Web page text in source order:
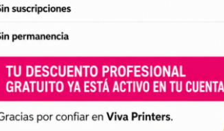
reduciendo el riesgo de
los parámetros de impresión,
estampaciones con buena
sudaderas, bolsas textiles,